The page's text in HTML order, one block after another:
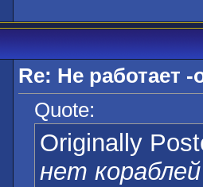
Re: Не работает
Quote:
Originally
нет